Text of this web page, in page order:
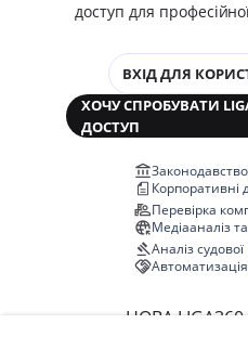
доступ для
ВХІД ДЛЯ
ХОЧУ СПРОБУВАТИ
ДОСТУП
Корпоративні
Перевірка
Медіааналіз
Аналіз
НОВА